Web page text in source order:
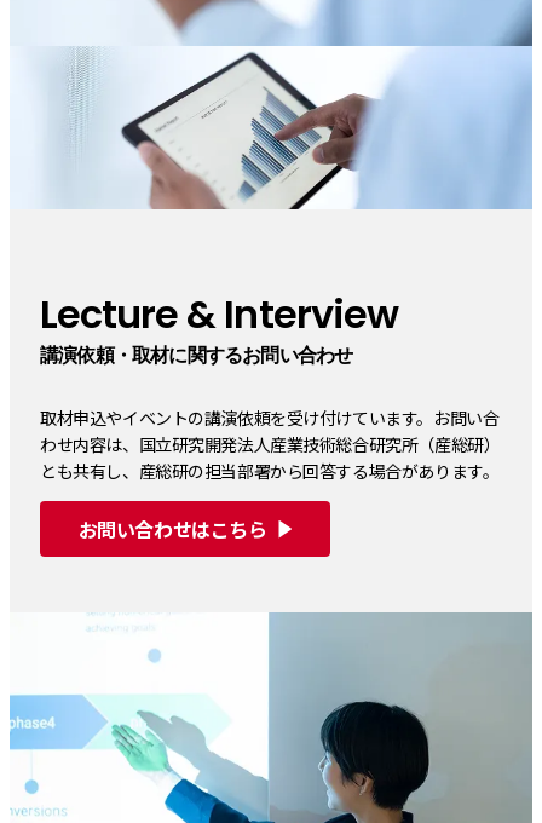
Lecture & Interview
講演依頼・取材に関するお問い合わせ
取材申込やイベントの講演依頼を受け付けています。お問い合
わせ内容は、国立研究開発法人産業技術総合研究所（産総研）
とも共有し、産総研の担当部署から回答する場合があります。
お問い合わせはこちら